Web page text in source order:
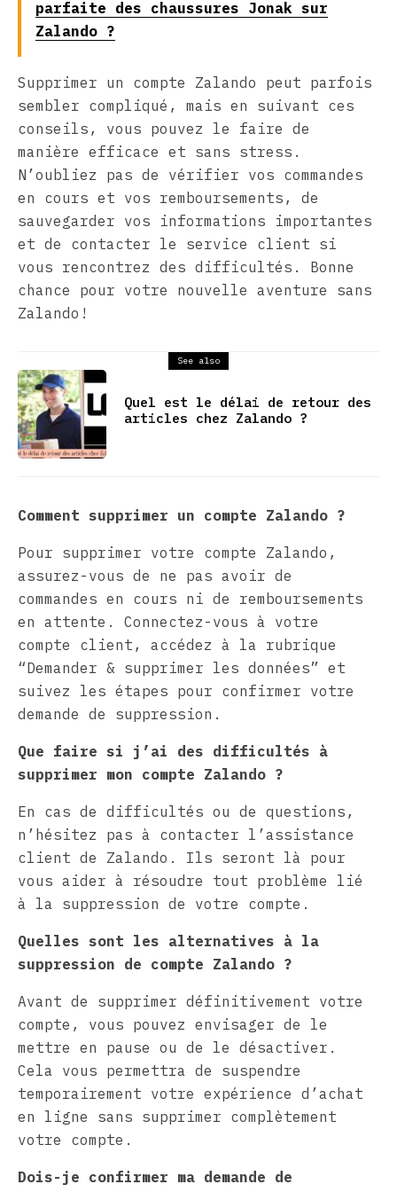
parfaite des chaussures Jonak sur
Zalando ?
Supprimer un compte Zalando peut parfois
sembler compliqué, mais en suivant ces
conseils, vous pouvez le faire de
manière efficace et sans stress.
N’oubliez pas de vérifier vos commandes
en cours et vos remboursements, de
sauvegarder vos informations importantes
et de contacter le service client si
vous rencontrez des difficultés. Bonne
chance pour votre nouvelle aventure sans
Zalando!
See also
Quel est le délai de retour des
articles chez Zalando ?
Comment supprimer un compte Zalando ?
Pour supprimer votre compte Zalando,
assurez-vous de ne pas avoir de
commandes en cours ni de remboursements
en attente. Connectez-vous à votre
compte client, accédez à la rubrique
“Demander & supprimer les données” et
suivez les étapes pour confirmer votre
demande de suppression.
Que faire si j’ai des difficultés à
supprimer mon compte Zalando ?
En cas de difficultés ou de questions,
n’hésitez pas à contacter l’assistance
client de Zalando. Ils seront là pour
vous aider à résoudre tout problème lié
à la suppression de votre compte.
Quelles sont les alternatives à la
suppression de compte Zalando ?
Avant de supprimer définitivement votre
compte, vous pouvez envisager de le
mettre en pause ou de le désactiver.
Cela vous permettra de suspendre
temporairement votre expérience d’achat
en ligne sans supprimer complètement
votre compte.
Dois-je confirmer ma demande de